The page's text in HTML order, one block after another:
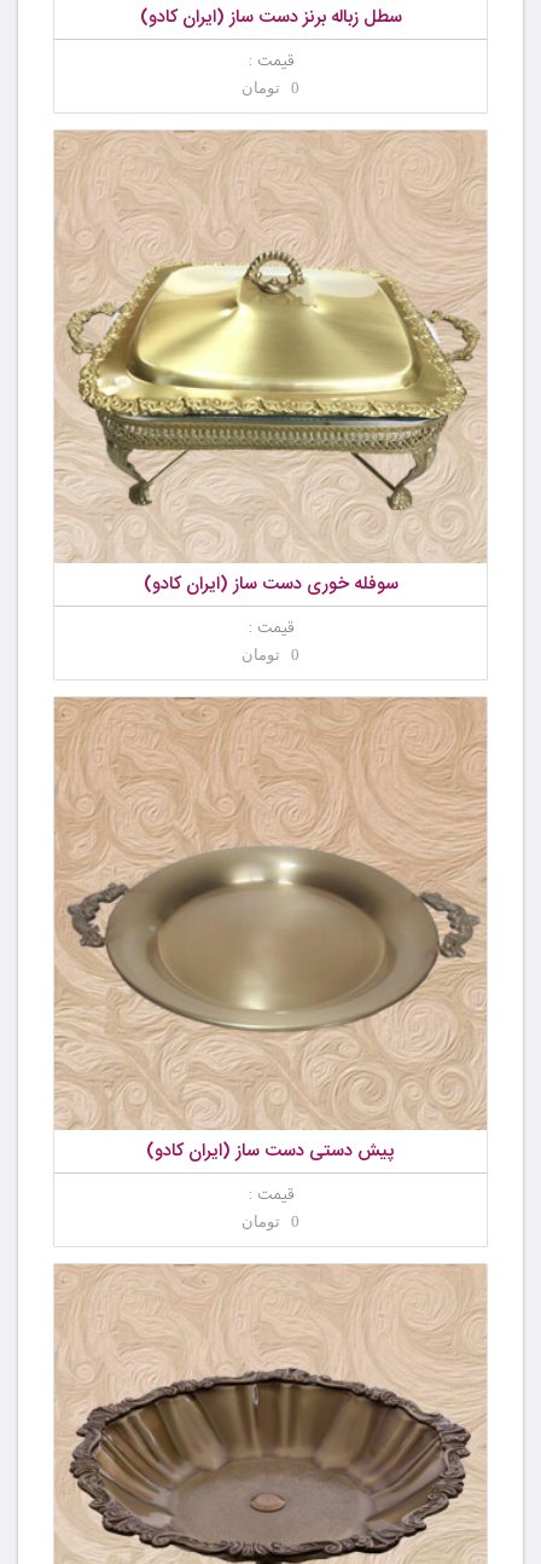
سطل زباله برنز دست ساز (ایران کادو)
قیمت :
0 تومان
سوفله خوری دست ساز (ایران کادو)
قیمت :
0 تومان
پیش دستی دست ساز (ایران کادو)
قیمت :
0 تومان